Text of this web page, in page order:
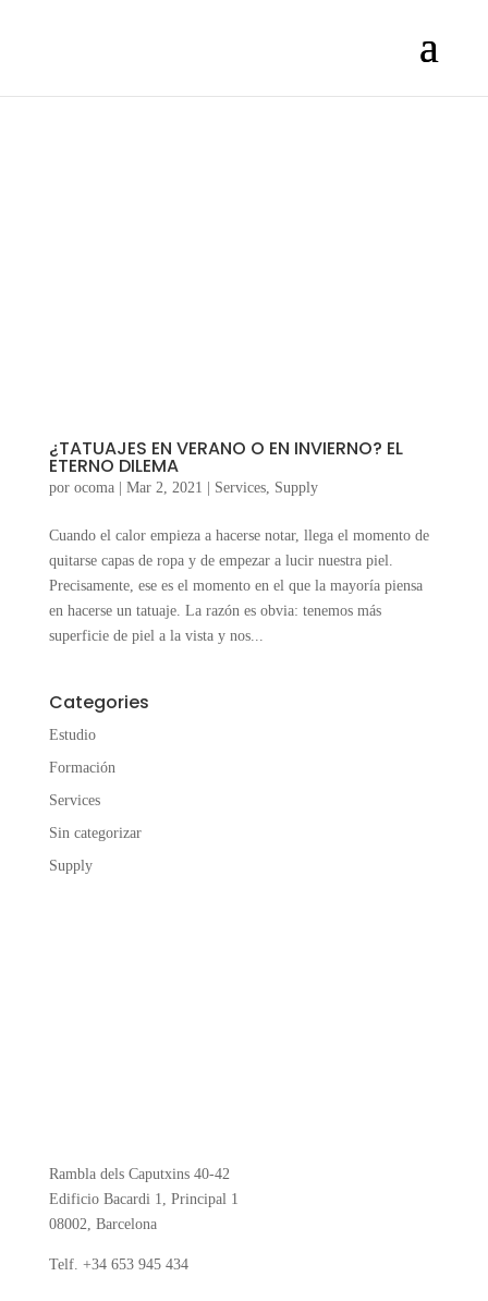
¿TATUAJES EN VERANO O EN INVIERNO? EL
ETERNO DILEMA
por ocoma| Mar 2, 2021 Services, Supply
Cuando el calor empieza a hacerse notar, llega el momento de
quitarse capas de ropa y de empezar a lucir nuestra piel.
Precisamente, ese es el momento en el que la mayoría piensa
en hacerse un tatuaje. La razón es obvia: tenemos más
superficie de piel a la vista y nos...
Categories
Estudio
Formación
Services
Sin categorizar
Supply
Rambla dels Caputxins 40-42
Edificio Bacardi 1, Principal 1
08002, Barcelona
Telf. +34 653 945 434